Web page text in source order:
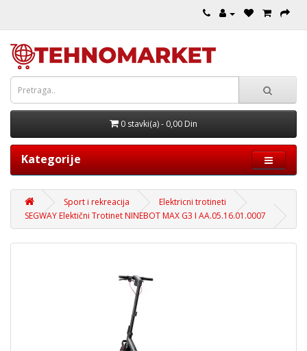
0 stavki(a) - 0,00 Din
Kategorije
Sport i rekreacija
Elektricni trotineti
SEGWAY Elektični Trotinet NINEBOT MAX G3 I AA.05.16.01.0007